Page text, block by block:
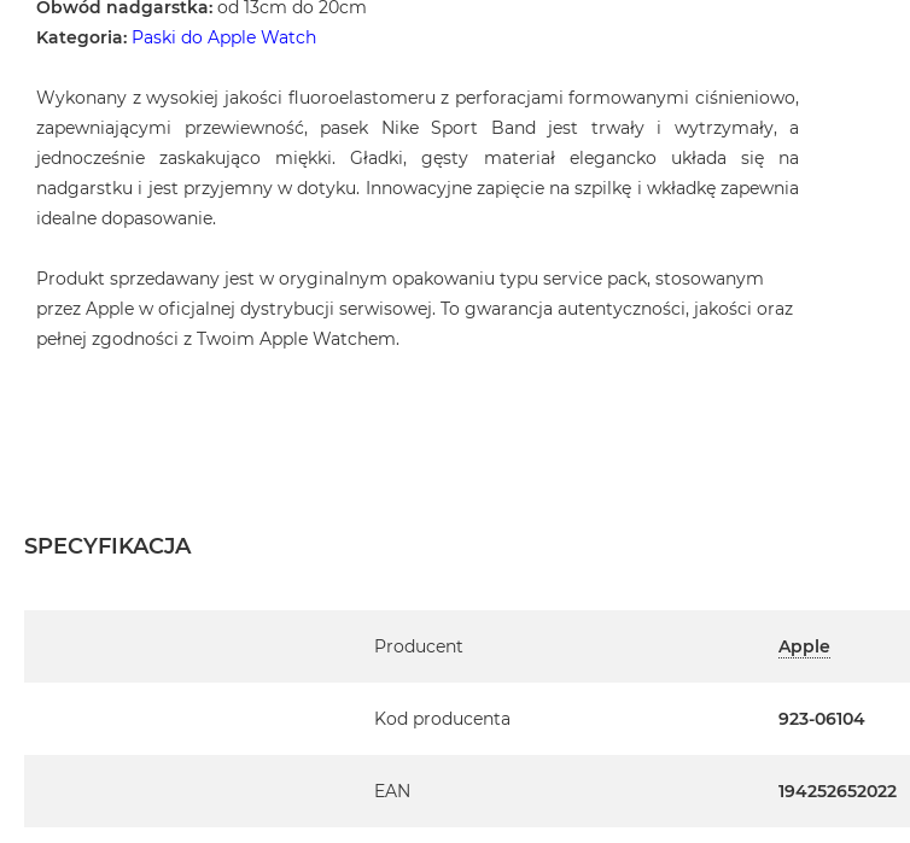
Obwód nadgarstka: od 13cm do 20cm
Kategoria: Paski do Apple Watch
Wykonany z wysokiej jakości fluoroelastomeru z perforacjami formowanymi ciśnieniowo,
zapewniającymi przewiewność, pasek Nike Sport Band jest trwały i wytrzymały, a
jednocześnie zaskakująco miękki. Gładki, gęsty materiał elegancko układa się na
nadgarstku i jest przyjemny w dotyku. Innowacyjne zapięcie na szpilkę i wkładkę zapewnia
idealne dopasowanie.
Produkt sprzedawany jest w oryginalnym opakowaniu typu service pack, stosowanym
przez Apple w oficjalnej dystrybucji serwisowej. To gwarancja autentyczności, jakości oraz
pełnej zgodności z Twoim Apple Watchem.
SPECYFIKACJA
Producent
Apple
Kod producenta 923-06104
EAN 194252652022